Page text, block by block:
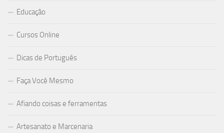
Educação
Cursos Online
Dicas de Português
Faça Você Mesmo
Afiando coisas e ferramentas
Artesanato e Marcenaria